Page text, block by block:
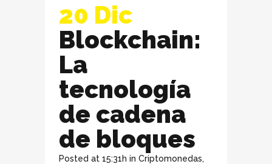
20 Dic
Blockchain:
La
tecnología
de cadena
de bloques
Posted at 15:31h in Criptomonedas,